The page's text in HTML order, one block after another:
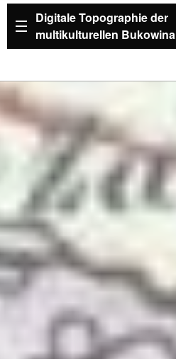
Digitale Topographie der
multikulturellen Bukowina